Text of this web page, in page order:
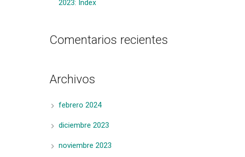
2023: Index
Comentarios recientes
Archivos
febrero 2024
diciembre 2023
noviembre 2023